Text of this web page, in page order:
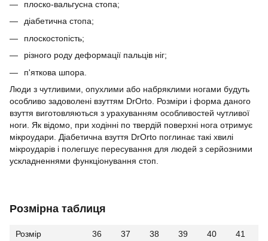
плоско-вальгусна стопа;
діабетична стопа;
плоскостопість;
різного роду деформації пальців ніг;
п'яткова шпора.
Люди з чутливими, опухлими або набряклими ногами будуть
особливо задоволені взуттям DrOrto. Розміри і форма даного
взуття виготовляються з урахуванням особливостей чутливої
ноги. Як відомо, при ходінні по твердій поверхні нога отримує
мікроудари. Діабетична взуття DrOrto поглинає такі хвилі
мікроударів і полегшує пересування для людей з серйозними
ускладненнями функціонування стоп.
Розмірна таблиця
Розмір 36 37 38 39 40
41